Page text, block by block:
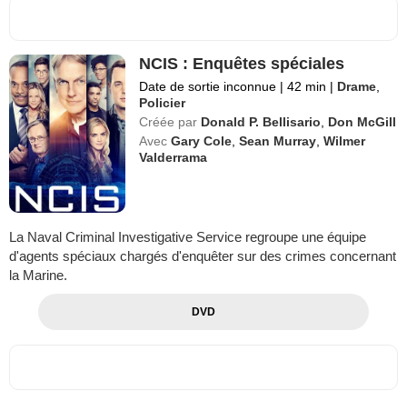
NCIS : Enquêtes spéciales
Date de sortie inconnue | 42 min | Drame
Policier
Créée par Donald P. Bellisario
Don McGill
Avec Gary Cole ,Sean Murray ,Wilmer
Valderrama
La Naval Criminal Investigative Service regroupe une équipe
d'agents spéciaux chargés d'enquêter sur des crimes concernant
la Marine.
DVD